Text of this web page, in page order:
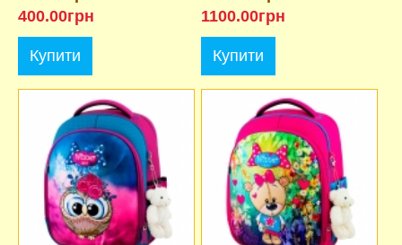
400.00грн
Купити
1100.00грн
Купити